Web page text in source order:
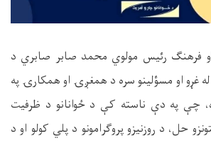
فرهنګ رئیس مولوي محمد صابر صابري د
له غړو او مسؤلینو سره د همغږۍ او همکارۍ په
چې په دې ناسته کې د ځوانانو د ظرفیت
حل، د روزنیزو پروګرامونو د پلي کولو او د